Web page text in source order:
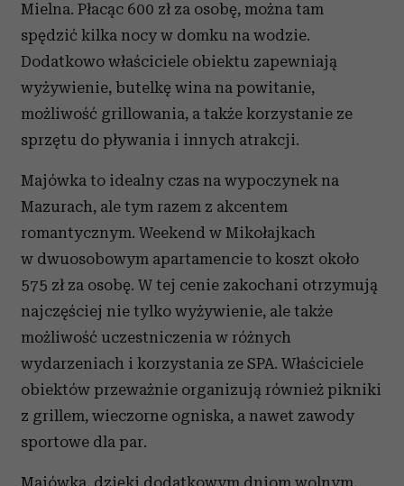
i reklam, aby oferować funkcje społecznościowe i
analizować ruch w naszej witrynie. Informacje o tym, jak
korzystasz z naszej witryny, udostępniamy partnerom
społecznościowym, reklamowym i analitycznym.
Partnerzy mogą połączyć te informacje z innymi danymi
otrzymanymi od Ciebie lub uzyskanymi podczas
korzystania z ich usług.
Mielna. Płacąc 600 zł za osobę, można tam
spędzić kilka nocy w domku na wodzie.
Dodatkowo właściciele obiektu zapewniają
wyżywienie, butelkę wina na powitanie,
możliwość grillowania, a także korzystanie ze
sprzętu do pływania i innych atrakcji.
Majówka to idealny czas na wypoczynek na
Mazurach, ale tym razem z akcentem
romantycznym. Weekend w Mikołajkach
w dwuosobowym apartamencie to koszt około
575 zł za osobę. W tej cenie zakochani otrzymują
najczęściej nie tylko wyżywienie, ale także
możliwość uczestniczenia w różnych
wydarzeniach i korzystania ze SPA. Właściciele
obiektów przeważnie organizują również pikniki
z grillem, wieczorne ogniska, a nawet zawody
sportowe dla par.
Majówka, dzięki dodatkowym dniom wolnym,